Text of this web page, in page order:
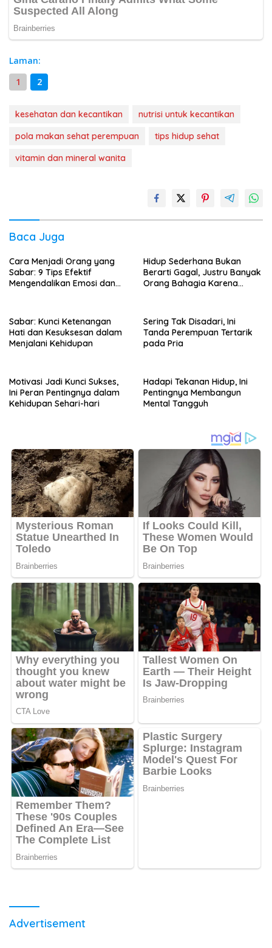
Laman:
1
2
kesehatan dan kecantikan
nutrisi untuk kecantikan
pola makan sehat perempuan
tips hidup sehat
vitamin dan mineral wanita
Baca Juga
Cara Menjadi Orang yang
Sabar: 9 Tips Efektif
Mengendalikan Emosi dan
Hidup Sederhana Bukan
Berarti Gagal, Justru Banyak
Orang Bahagia Karena
Sabar: Kunci Ketenangan
Hati dan Kesuksesan dalam
Menjalani Kehidupan
Sering Tak Disadari, Ini
Tanda Perempuan Tertarik
pada Pria
Motivasi Jadi Kunci Sukses,
Ini Peran Pentingnya dalam
Kehidupan Sehari-hari
Hadapi Tekanan Hidup, Ini
Pentingnya Membangun
Mental Tangguh
Advertisement